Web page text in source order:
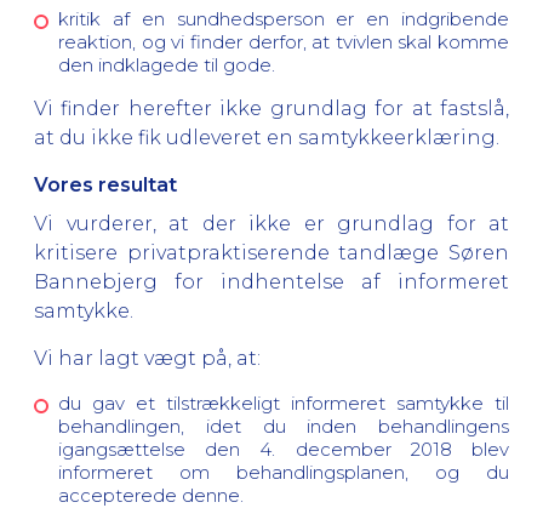
kritik af en sundhedsperson er en indgribende
reaktion, og vi finder derfor, at tvivlen skal komme
den indklagede til gode.
Vi finder herefter ikke grundlag for at fastslå,
at du ikke fik udleveret en samtykkeerklæring.
Vores resultat
Vi vurderer, at der ikke er grundlag
for at
kritisere privatpraktiserende tandlæge Søren
Bannebjerg for indhentelse af informeret
samtykke.
Vi har lagt vægt på, at:
du gav et tilstrækkeligt informeret samtykke til
behandlingen, idet du inden behandlingens
igangsættelse den 4. december 2018 blev
informeret om behandlingsplanen, og du
accepterede denne.